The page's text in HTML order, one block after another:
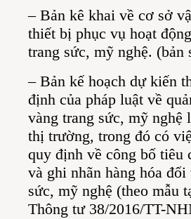
– Bản kê khai về cơ sở
thiết bị phục vụ hoạt
trang sức, mỹ nghệ. (bản
– Bản kế hoạch dự kiến
định của pháp luật về
vàng trang sức, mỹ nghệ
thị trường, trong đó có
quy định về công bố tiêu
và ghi nhãn hàng hóa
sức, mỹ nghệ (theo mẫu
Thông tư 38/2016/TT-